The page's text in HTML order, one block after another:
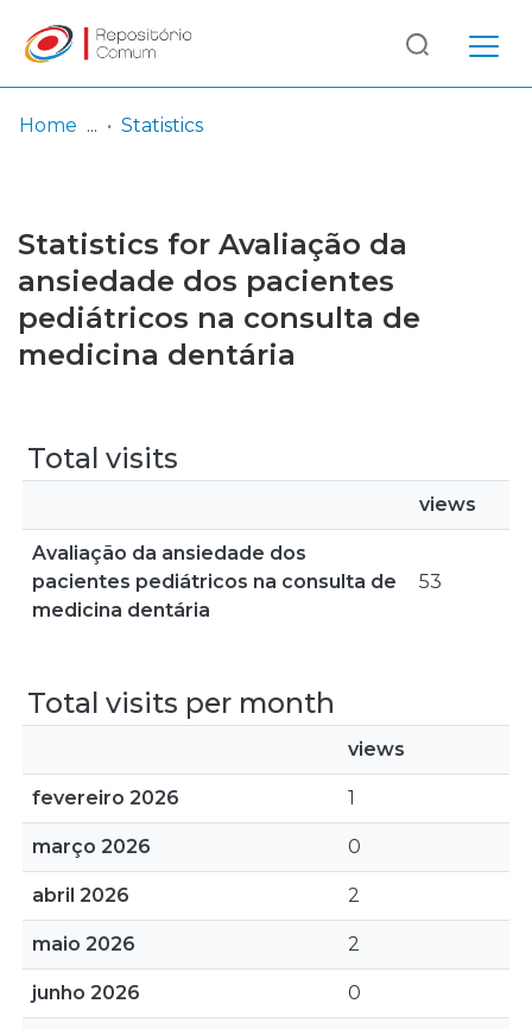
Browse repository
Entities
Log
In
(current)
Home Statistics
Statistics for Avaliação da
ansiedade dos pacientes
pediátricos na consulta de
medicina dentária
Total visits
views
Avaliação da ansiedade dos
pacientes pediátricos na consulta de
medicina dentária
53
Total visits per month
views
fevereiro 2026 1
março 2026 0
abril 2026 2
maio 2026 2
junho 2026 0